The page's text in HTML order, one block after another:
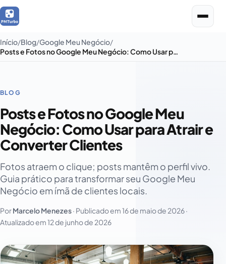
Início Blog Google Meu Negócio
BLOG
Posts e Fotos no Google Meu
Negócio: Como Usar para Atrair e
Converter Clientes
Fotos atraem o clique; posts mantêm o perfil vivo.
Guia prático para transformar seu Google Meu
Negócio em ímã de clientes locais.
PorMarcelo Menezes· Publicado em16 de maio de 2026·
Atualizado em12 de junho de 2026